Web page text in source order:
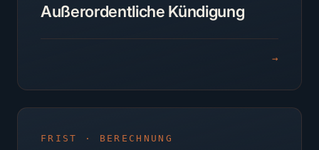
Außerordentliche Kündigung
→
FRIST · BERECHNUNG